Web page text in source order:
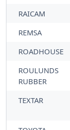
RAICAM
REMSA
ROADHOUSE
ROULUNDS
RUBBER
TEXTAR